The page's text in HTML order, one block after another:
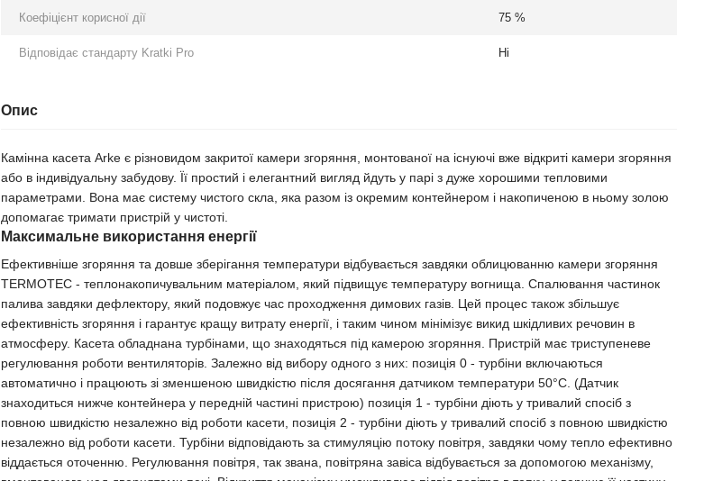
Коефіцієнт корисної дії 75 %
Відповідає стандарту Kratki Pro Ні
Опис
Камінна касета Arke є різновидом закритої камери згоряння, монтованої на існуючі вже відкриті камери згоряння
або в індивідуальну забудову. Її простий і елегантний вигляд йдуть у парі з дуже хорошими тепловими
параметрами. Вона має систему чистого скла, яка разом із окремим контейнером і накопиченою в ньому золою
допомагає тримати пристрій у чистоті.
Максимальне використання енергії
Ефективніше згоряння та довше зберігання температури відбувається завдяки облицюванню камери згоряння
TERMOTEC - теплонакопичувальним матеріалом, який підвищує температуру вогнища. Спалювання частинок
палива завдяки дефлектору, який подовжує час проходження димових газів. Цей процес також збільшує
ефективність згоряння і гарантує кращу витрату енергії, і таким чином мінімізує викид шкідливих речовин в
атмосферу. Касета обладнана турбінами, що знаходяться під камерою згоряння. Пристрій має триступеневе
регулювання роботи вентиляторів. Залежно від вибору одного з них: позиція 0 - турбіни включаються
автоматично і працюють зі зменшеною швидкістю після досягання датчиком температури 50°C. (Датчик
знаходиться нижче контейнера у передній частині пристрою) позиція 1 - турбіни діють у тривалий спосіб з
повною швидкістю незалежно від роботи касети, позиція 2 - турбіни діють у тривалий спосіб з повною швидкістю
незалежно від роботи касети. Турбіни відповідають за стимуляцію потоку повітря, завдяки чому тепло ефективно
віддається оточенню. Регулювання повітря, так звана, повітряна завіса відбувається за допомогою механізму,